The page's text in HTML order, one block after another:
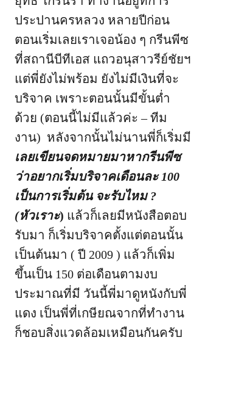
ประปานครหลวง หลายปีก่อน
ตอนเริ่มเลยเราเจอน้อง ๆ กรีนพีซ
ที่สถานีบีทีเอส แถวอนุสาวรีย์ชัยฯ
แต่พี่ยังไม่พร้อม ยังไม่มีเงินที่จะ
บริจาค เพราะตอนนั้นมีขั้นต่ำ
ด้วย (ตอนนี้ไม่มีแล้วค่ะ – ทีม
งาน) หลังจากนั้นไม่นานพี่ก็เริ่มมี
เลยเขียนจดหมายมาหากรีนพีซ
ว่าอยากเริ่มบริจาคเดือนละ 100
เป็นการเริ่มต้น จะรับไหม ?
(หัวเราะ) แล้วก็เลยมีหนังสือตอบ
รับมา ก็เริ่มบริจาคตั้งแต่ตอนนั้น
เป็นต้นมา ( ปี 2009 ) แล้วก็เพิ่ม
ขึ้นเป็น 150 ต่อเดือนตามงบ
ประมาณที่มี วันนี้พี่มาดูหนังกับพี่
แดง เป็นพี่ที่เกษียณจากที่ทำงาน
ก็ชอบสิ่งแวดล้อมเหมือนกันครับ